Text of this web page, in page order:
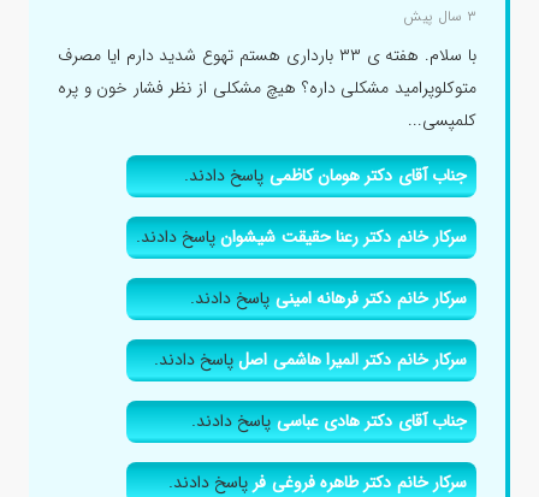
۳ سال پیش
با سلام. هفته ی ۳۳ بارداری هستم تهوع شدید دارم ایا مصرف
متوکلوپرامید مشکلی داره؟ هیچ مشکلی از نظر فشار خون و پره
کلمپسی...
جناب آقای دکتر هومان کاظمیپاسخ دادند.
سرکار خانم دکتر رعنا حقیقت شیشوانپاسخ دادند.
سرکار خانم دکتر فرهانه امینیپاسخ دادند.
سرکار خانم دکتر المیرا هاشمی اصلپاسخ دادند.
جناب آقای دکتر هادی عباسیپاسخ دادند.
سرکار خانم دکتر طاهره فروغی فرپاسخ دادند.